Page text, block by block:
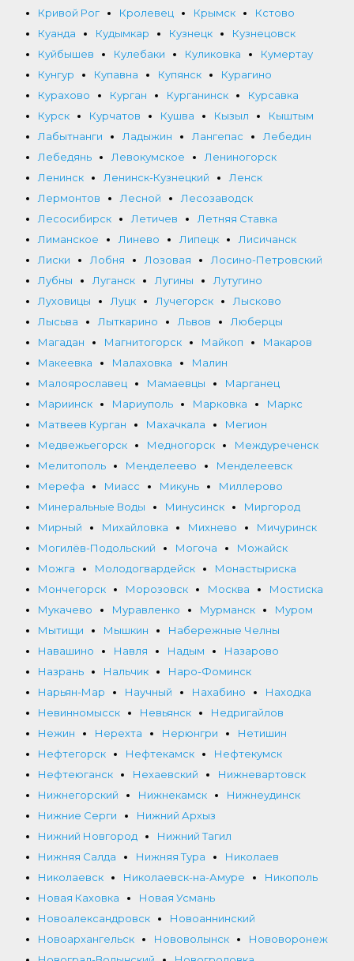
Кривой Рог
Кролевец Крымск
Кстово
Куанда
Кудымкар Кузнецк
Кузнецовск
Куйбышев
Кулебаки Куликовка
Кумертау
Кунгур
Купавна Купянск
Курагино
Курахово
Курган Курганинск
Курсавка
Курск
Курчатов Кушва Кызыл
Кыштым
Лабытнанги
Ладыжин Лангепас
Лебедин
Лебедянь
Левокумское
Лениногорск
Ленинск
Ленинск-Кузнецкий
Ленск
Лермонтов
Лесной
Лесозаводск
Лесосибирск
Летичев
Летняя Ставка
Лиманское
Линево Липецк
Лисичанск
Лиски
Лобня Лозовая
Лосино-Петровский
Лубны
Луганск Лугины
Лутугино
Луховицы
Луцк Лучегорск
Лысково
Лысьва
Лыткарино Львов
Люберцы
Магадан
Магнитогорск Майкоп
Макаров
Макеевка
Малаховка
Малин
Малоярославец
Мамаевцы
Марганец
Мариинск
Мариуполь Марковка
Маркс
Матвеев Курган
Махачкала
Мегион
Медвежьегорск
Медногорск
Междуреченск
Мелитополь
Менделеево
Менделеевск
Мерефа
Миасс Микунь
Миллерово
Минеральные Воды
Минусинск
Миргород
Мирный
Михайловка Михнево
Мичуринск
Могилёв-Подольский
Могоча
Можайск
Можга
Молодогвардейск
Монастыриска
Мончегорск
Морозовск Москва
Мостиска
Мукачево
Муравленко Мурманск
Муром
Мытищи
Мышкин
Набережные Челны
Навашино
Навля Надым
Назарово
Назрань
Нальчик
Наро-Фоминск
Нарьян-Мар
Научный Нахабино
Находка
Невинномысск
Невьянск
Недригайлов
Нежин
Нерехта Нерюнгри
Нетишин
Нефтегорск
Нефтекамск
Нефтекумск
Нефтеюганск
Нехаевский
Нижневартовск
Нижнегорский
Нижнекамск
Нижнеудинск
Нижние Серги
Нижний Архыз
Нижний Новгород
Нижний Тагил
Нижняя Салда
Нижняя Тура
Николаев
Николаевск
Николаевск-на-Амуре
Никополь
Новая Каховка
Новая Усмань
Новоалександровск
Новоаннинский
Новоархангельск
Нововолынск
Нововоронеж